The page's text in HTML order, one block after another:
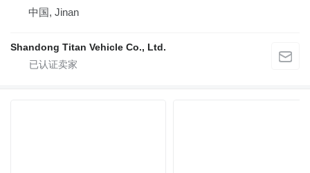
中国, Jinan
Shandong Titan Vehicle Co., Ltd.